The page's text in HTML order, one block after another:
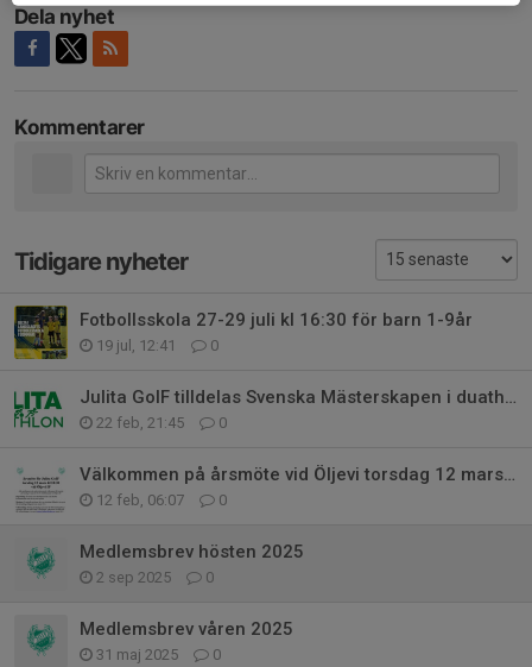
Dela nyhet
Kommentarer
Tidigare nyheter
Fotbollsskola 27-29 juli kl 16:30 för barn 1-9år
19 jul, 12:41 0
Julita GoIF tilldelas Svenska Mästerskapen i duathlon 2026
22 feb, 21:45 0
Välkommen på årsmöte vid Öljevi torsdag 12 mars kl 18:30
12 feb, 06:07 0
Medlemsbrev hösten 2025
2 sep 2025 0
Medlemsbrev våren 2025
31 maj 2025 0